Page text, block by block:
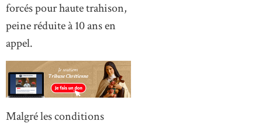
forcés pour haute trahison,
peine réduite à 10 ans en
appel.
Malgré les conditions